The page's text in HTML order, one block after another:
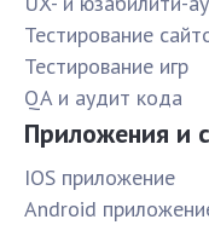
Тестирование
Тестирование игр
QA и аудит кода
Приложения и
IOS приложение
Android